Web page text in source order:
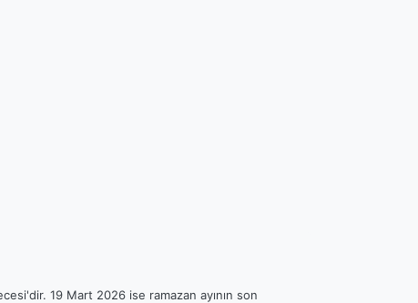
19 Mart 2026 ise ramazan ayının son